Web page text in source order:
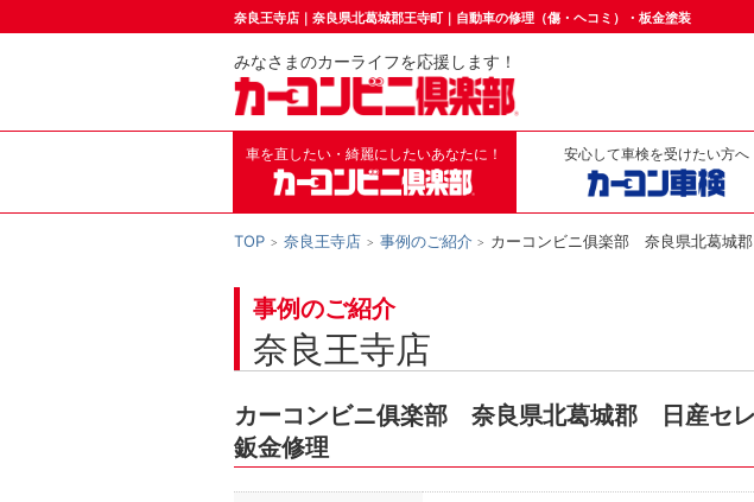
奈良王寺店｜奈良県北葛城郡王寺町｜自動車の修理（傷・ヘコミ）・板金塗装
みなさまのカーライフを応援します！
車を直したい・綺麗にしたいあなたに！ 安心して車検を受けたい方へ
TOP 奈良王寺店 事例のご紹介 カーコンビニ俱楽部 奈良県北葛
事例のご紹介
奈良王寺店
カーコンビニ俱楽部 奈良県北葛城郡 日産セ
鈑金修理